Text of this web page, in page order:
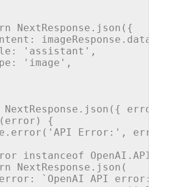
NextResponse. json ({
: imageResponse.data[
: 'assistant' ,
: 'image' ,
NextResponse. json ({ error
{
error ( 'API Error:' ,
instanceof
NextResponse. json (
error : `OpenAI API error :